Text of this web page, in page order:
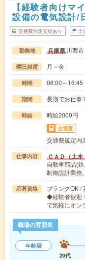
【経験者向けマ
設備の電気設計/
交通費別途支給あり 土
勤務地 兵庫県 川西市
曜日頻度 月～金
時間 08:00～16:45
期間 長期でお仕事
時給 時給2000円
交通費
交通費規定内
仕事内容 ＣＡＤ（土
自動車部品(
制御設計業務
応募資格
ブランクOK /
◆経験者歓迎
で気軽にオ
職場の雰囲気
年齢層
20代